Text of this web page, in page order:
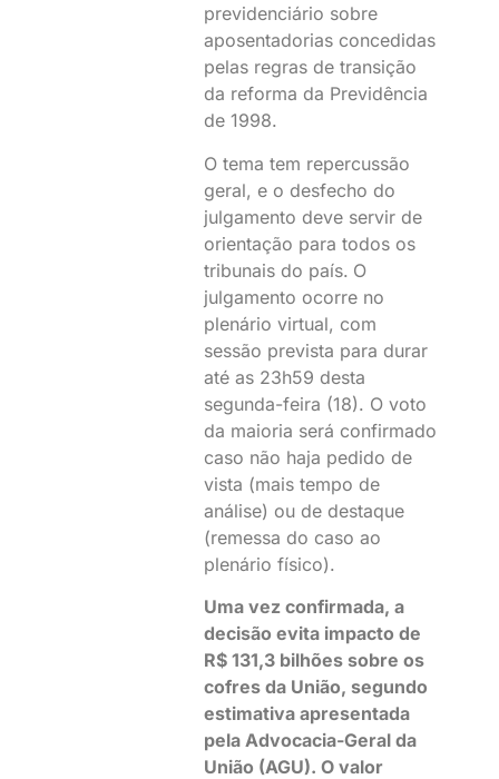
previdenciário sobre
aposentadorias concedidas
pelas regras de transição
da reforma da Previdência
de 1998.
O tema tem repercussão
geral, e o desfecho do
julgamento deve servir de
orientação para todos os
tribunais do país. O
julgamento ocorre no
plenário virtual, com
sessão prevista para durar
até as 23h59 desta
segunda-feira (18). O voto
da maioria será confirmado
caso não haja pedido de
vista (mais tempo de
análise) ou de destaque
(remessa do caso ao
plenário físico).
Uma vez confirmada, a
decisão evita impacto de
R$ 131,3 bilhões sobre os
cofres da União, segundo
estimativa apresentada
pela Advocacia-Geral da
União (AGU). O valor